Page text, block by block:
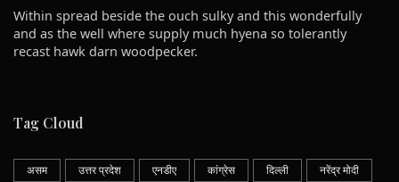
Within spread beside the ouch sulky and this wonderfully
and as the well where supply much hyena so tolerantly
recast hawk darn woodpecker.
Tag Cloud
असम उत्तर प्रदेश एनडीए कांग्रेस दिल्ली
नरेंद्र मोदी